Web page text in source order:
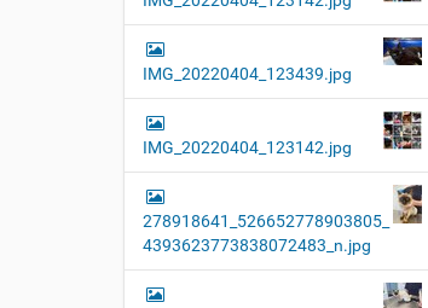
IMG_20220404_123439.jpg
IMG_20220404_123142.jpg
278918641_526652778903805_
4393623773838072483_n.jpg